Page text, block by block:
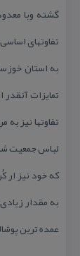
گشته وبا
تفاوتهای
به استان
تمایزات
تفاوتها نیز
لباس جمعیت
كه خود نیز ار
به مقدار
عمده ترین